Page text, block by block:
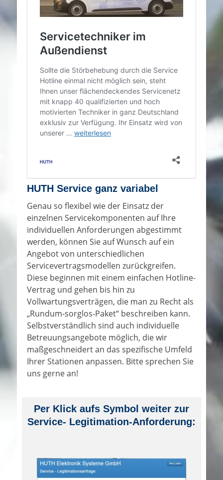
HUTH Service ganz variabel
Genau so flexibel wie der Einsatz der
einzelnen Servicekomponenten auf Ihre
individuellen Anforderungen abgestimmt
werden, können Sie auf Wunsch auf ein
Angebot von unterschiedlichen
Servicevertragsmodellen zurückgreifen.
Diese beginnen mit einem einfachen Hotline-
Vertrag und gehen bis hin zu
Vollwartungsverträgen, die man zu Recht als
„Rundum-sorglos-Paket“ beschreiben kann.
Selbstverständlich sind auch individuelle
Betreuungsangebote möglich, die wir
maßgeschneidert an das spezifische Umfeld
Ihrer Stationen anpassen. Bitte sprechen Sie
uns gerne an!
Per Klick aufs Symbol weiter zur
Service- Legitimation-Anforderung: